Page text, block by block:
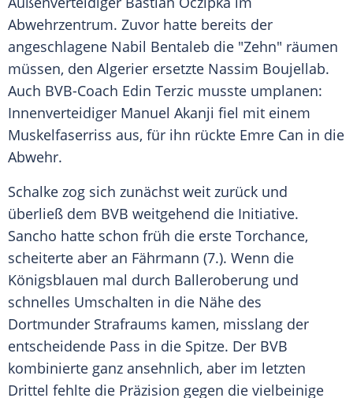
Abwehrzentrum. Zuvor hatte bereits der
angeschlagene Nabil Bentaleb die "Zehn" räumen
müssen, den Algerier ersetzte Nassim Boujellab.
Auch BVB-Coach Edin Terzic musste umplanen:
Innenverteidiger Manuel Akanji fiel mit einem
Muskelfaserriss aus, für ihn rückte Emre Can in die
Abwehr.
Schalke zog sich zunächst weit zurück und
überließ dem BVB weitgehend die Initiative.
Sancho hatte schon früh die erste Torchance,
scheiterte aber an Fährmann (7.). Wenn die
Königsblauen mal durch Balleroberung und
schnelles Umschalten in die Nähe des
Dortmunder Strafraums kamen, misslang der
entscheidende Pass in die Spitze. Der BVB
kombinierte ganz ansehnlich, aber im letzten
Drittel fehlte die Präzision gegen die vielbeinige